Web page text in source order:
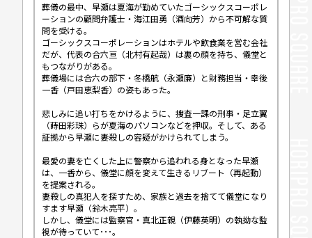
葬儀の最中、早瀬は夏海が勤めていたゴーシックスコーポレ
ーションの顧問弁護士・海江田勇（酒向芳）から不可解な質
問を受ける。
ゴーシックスコーポレーションはホテルや飲食業を営む会社
だが、代表の合六亘（北村有起哉）は裏の顔を持ち、儀堂と
もつながりがある。
葬儀場には合六の部下・冬橋航（永瀬廉）と財務担当・幸後
一香（戸田恵梨香）の姿もあった。
悲しみに追い打ちをかけるように、捜査一課の刑事・足立翼
（蒔田彩珠）らが夏海のパソコンなどを押収。そして、ある
証拠から早瀬に妻殺しの容疑がかけられてしまう。
最愛の妻を亡くした上に警察から追われる身となった早瀬
は、一香から、儀堂に顔を変えて生きるリブート（再起動）
を提案される。
妻殺しの真犯人を探すため、家族と過去を捨てて儀堂になり
すます早瀬（鈴木亮平）。
しかし、儀堂には監察官・真北正親（伊藤英明）の執拗な監
視が待っていて･･･。